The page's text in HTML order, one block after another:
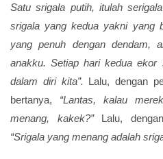
Satu srigala putih, itulah
srigala yang kedua yakni yang
yang penuh dengan dendam,
anakku. Setiap hari kedua ekor
dalam diri kita”. Lalu, dengan
bertanya, “Lantas, kalau
menang, kakek?”Lalu,
“Srigala yang menang adalah